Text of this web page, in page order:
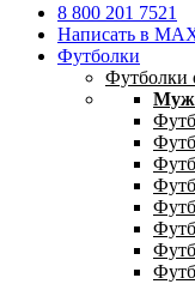
8 800 201 7521
Написать в
Футболки
Футболки